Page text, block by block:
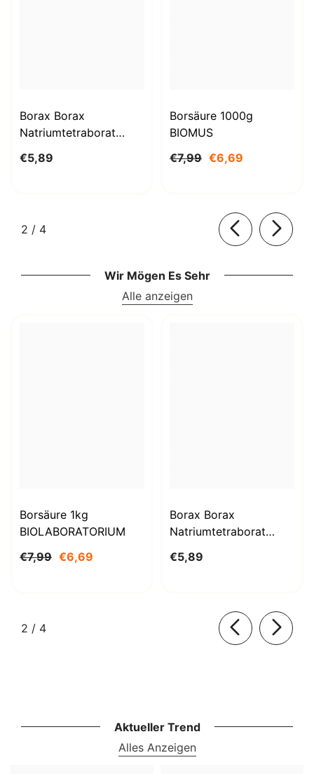
Borax Borax
Natriumtetraborat
STANLAB
€5,89
Borsäure 1000g
BIOMUS
€7,99 €6,69
2 / von
4
Wir Mögen Es Sehr
Alle anzeigen
Borsäure 1kg
BIOLABORATORIUM
€7,99 €6,69
Borax Borax
Natriumtetraborat
BioLaboratorium
€5,89
2 / von
4
Aktueller Trend
Alles Anzeigen